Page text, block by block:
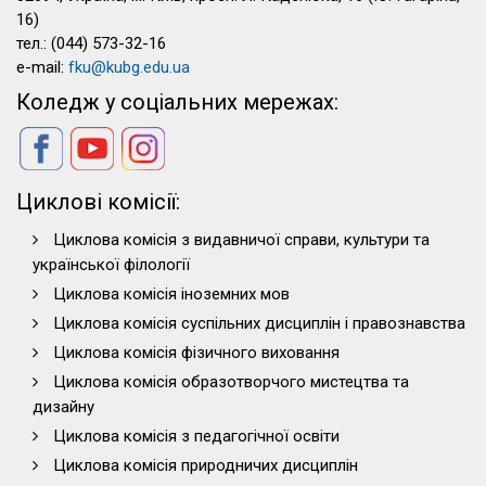
16)
тел.: (044) 573-32-16
e-mail: fku@kubg.edu.ua
Коледж у соціальних мережах:
Циклові комісії:
Циклова комісія з видавничої справи, культури та
української філології
Циклова комісія іноземних мов
Циклова комісія суспільних дисциплін і правознавства
Циклова комісія фізичного виховання
Циклова комісія образотворчого мистецтва та
дизайну
Циклова комісія з педагогічної освіти
Циклова комісія природничих дисциплін